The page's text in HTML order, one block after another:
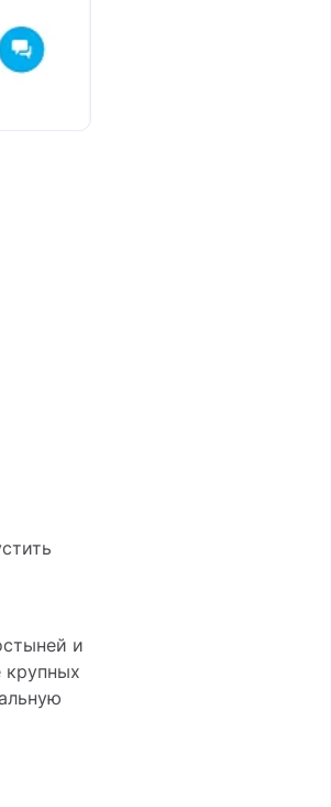
и
крупных